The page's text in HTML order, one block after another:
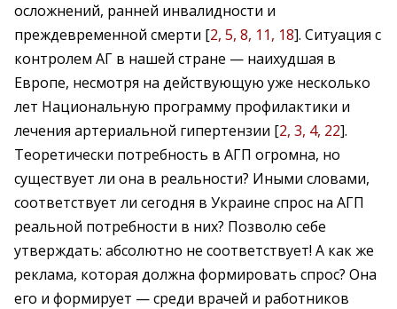
осложнений, ранней инвалидности и
преждевременной смерти [2, 5, 8, 11, 18]. Ситуация с
контролем АГ в нашей стране — наихудшая в
Европе, несмотря на действующую уже несколько
лет Национальную программу профилактики и
лечения артериальной гипертензии [2, 3, 4, 22].
Теоретически потребность в АГП огромна, но
существует ли она в реальности? Иными словами,
соответствует ли сегодня в Украине спрос на АГП
реальной потребности в них? Позволю себе
утверждать: абсолютно не соответствует! А как же
реклама, которая должна формировать спрос? Она
его и формирует — среди врачей и работников